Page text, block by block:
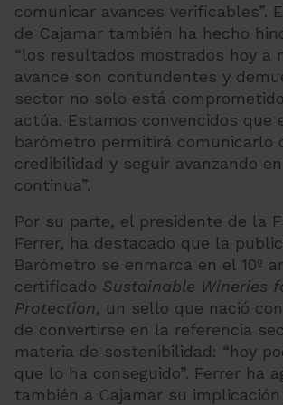
comunicar avances verificables”.
de Cajamar también ha hecho
“los resultados mostrados hoy a
avance son contundentes y
sector no solo está
actúa. Estamos convencidos que
barómetro permitirá comunicarlo
credibilidad y seguir avanzando
continua”.
Por su parte, el presidente de la
Ferrer, ha destacado que la
Barómetro se enmarca en el 10º
certificado Sustainable Wineries
Protection, un sello que nació
de convertirse en la referencia
materia de sostenibilidad: “hoy
que lo ha conseguido”. Ferrer ha
también a Cajamar su